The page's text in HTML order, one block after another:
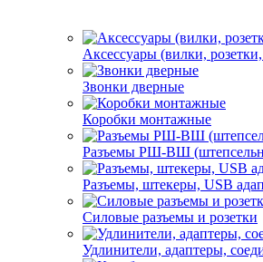
Аксессуары (вилки,
Звонки дверные
Коробки монтажные
Разъемы РШ-ВШ
Разъемы, штекеры, USB
Силовые разъемы и розетки
Удлинители, адаптеры,